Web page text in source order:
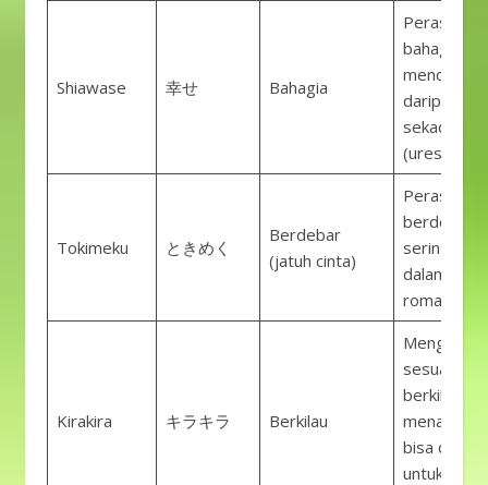
Shiawase 幸せ Bahagia
Perasaan
bahagia,
mendalam
daripada
sekadar
(ureshii).
Tokimeku ときめく
Berdebar
(jatuh cinta)
Perasaan
berdebar,
sering
dalam
romantis.
Kirakira キラキラ Berkilau
sesuatu
berkilau
menarik,
bisa
untuk